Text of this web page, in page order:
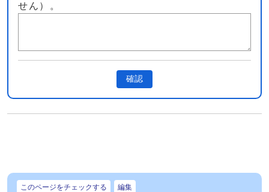
せん）。
確認
このページをチェックする 編集